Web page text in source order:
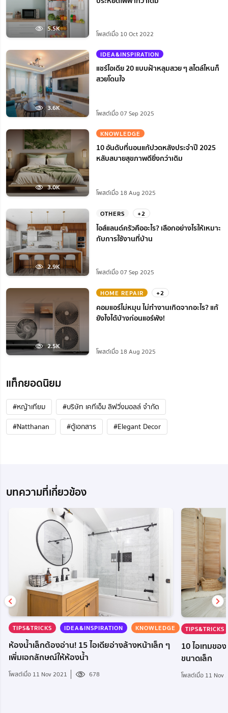
5.5K
โพสต์เมื่อ 10 Oct 2022
3.6K
IDEA&INSPIRATION
แชร์ไอเดีย 20 แบบฝ้าหลุมสวย ๆ สไตล์ไหนก็
สวยโดนใจ
โพสต์เมื่อ 07 Sep 2025
3.0K
KNOWLEDGE
10 อันดับที่นอนแก้ปวดหลังประจำปี 2025
หลับสบายสุขภาพดียิ่งกว่าเดิม
โพสต์เมื่อ 18 Aug 2025
2.9K
OTHERS +2
ไอส์แลนด์ครัวคืออะไร? เลือกอย่างไรให้เหมาะ
กับการใช้งานที่บ้าน
โพสต์เมื่อ 07 Sep 2025
2.5K
HOME REPAIR +2
คอมแอร์ไม่หมุน ไม่ทํางานเกิดจากอะไร? แก้
ยังไงได้บ้างก่อนแอร์พัง!
โพสต์เมื่อ 18 Aug 2025
แท็กยอดนิยม
#หญ้าเทียม
#บริษัท เคทีเอ็ม ลิฟวิ่งมอลล์ จำกัด
#Natthanan
#ตู้เอกสาร #Elegant Decor
บทความที่เกี่ยวข้อง
TIPS&TRICKS IDEA&INSPIRATION KNOWLEDGE
ห้องน้ำเล็กต้องอ่าน! 15 ไอเดียอ่างล้างหน้าเล็ก ๆ
เพิ่มเอกลักษณ์ให้ห้องน้ำ
โพสต์เมื่อ 11 Nov 2021 678
TIPS&TRICKS
10 ไอเทมขอ
ขนาดเล็ก
โพสต์เมื่อ 11 Nov